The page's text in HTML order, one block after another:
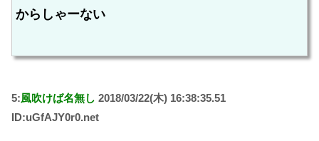
からしゃーない
5:風吹けば名無し 2018/03/22(木) 16:38:35.51
ID:uGfAJY0r0.net